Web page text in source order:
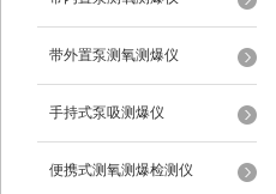
带外置泵测氧测爆仪
手持式泵吸测爆仪
便携式测氧测爆检测仪